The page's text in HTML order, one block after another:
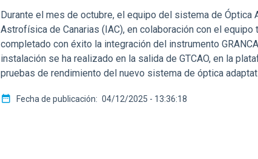
Durante el mes de octubre, el equipo del sistema de Óptica
Astrofísica de Canarias (IAC), en colaboración con el equipo
completado con éxito la integración del instrumento
instalación se ha realizado en la salida de GTCAO, en la
pruebas de rendimiento del nuevo sistema de óptica
Fecha de publicación 04/12/2025 - 13:36:18